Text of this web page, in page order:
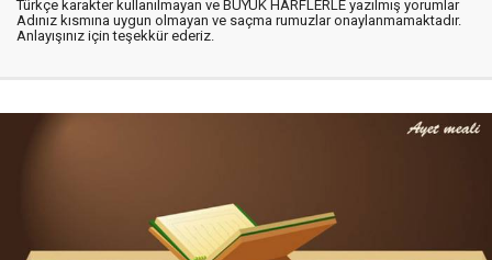
Türkçe karakter kullanılmayan ve BÜYÜK HARFLERLE yazılmış yorumlar
Adınız kısmına uygun olmayan ve saçma rumuzlar onaylanmamaktadır.
Anlayışınız için teşekkür ederiz.